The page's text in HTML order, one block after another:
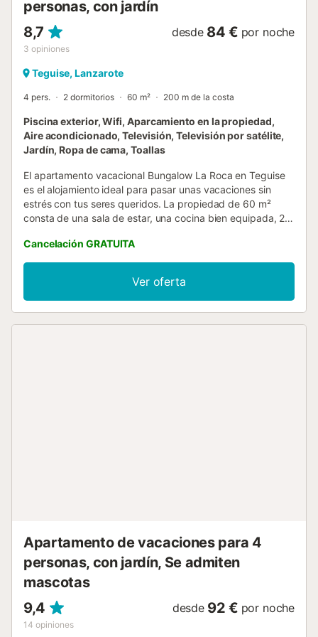
personas, con jardín
8,7
3 opiniones
desde 84 € por noche
Teguise, Lanzarote
4 pers. 2 dormitorios 60 m² 200 m de la costa
Piscina exterior, Wifi, Aparcamiento en la propiedad,
Aire acondicionado, Televisión, Televisión por satélite,
Jardín, Ropa de cama, Toallas
El apartamento vacacional Bungalow La Roca en Teguise
es el alojamiento ideal para pasar unas vacaciones sin
estrés con tus seres queridos. La propiedad de 60 m²
consta de una sala de estar, una cocina bien equipada, 2
Los servicios adicionales incluyen Wi-Fi de alta velocidad
(apto para videollamadas), televisión, aire acondicionado y
lavadora. Este alquiler de vacaciones cuenta con una
terraza cubierta privada para relajarse por las tardes. Esta
propiedad ofrece acceso a una zona exterior compartida
Cancelación GRATUITA
Ver oferta
Apartamento de vacaciones para 4
personas, con jardín, Se admiten
mascotas
9,4
14 opiniones
desde 92 € por noche